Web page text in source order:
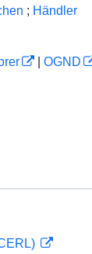
; Händler
OGND